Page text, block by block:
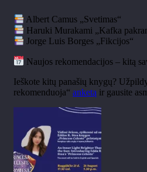
Albert Camus „Svetimas“
Haruki Murakami „Kafka
Jorge Luis Borges „Fikcijos“
Naujos rekomendacijos – kitą
Ieškote kitų panašių knygų?
rekomenduoja“ anketą ir gausite